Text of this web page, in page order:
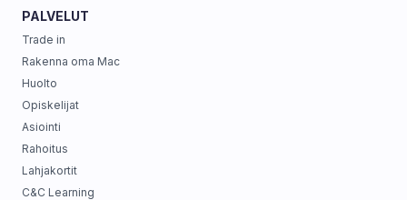
PALVELUT
Trade in
Rakenna oma Mac
Huolto
Opiskelijat
Asiointi
Rahoitus
Lahjakortit
C&C Learning